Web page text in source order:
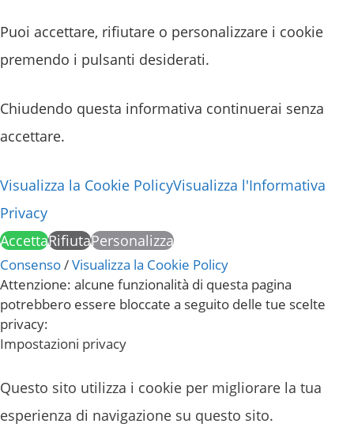
Puoi accettare, rifiutare o personalizzare i cookie
premendo i pulsanti desiderati.
Chiudendo questa informativa continuerai senza
accettare.
Visualizza la Cookie PolicyVisualizza l'Informativa
Privacy
AccettaRifiutaPersonalizza
Consenso/Visualizza la Cookie Policy
Attenzione: alcune funzionalità di questa pagina
potrebbero essere bloccate a seguito delle tue scelte
privacy:
Impostazioni privacy
Questo sito utilizza i cookie per migliorare la tua
esperienza di navigazione su questo sito.